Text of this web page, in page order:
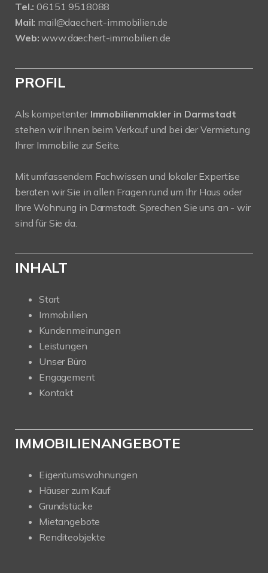
Tel.: 06151 9518088
Mail: mail@daechert-immobilien.de
Web: www.daechert-immobilien.de
PROFIL
Als kompetenter Immobilienmakler in Darmstadt
stehen wir Ihnen beim Verkauf und bei der Vermietung
Ihrer Immobilie zur Seite.
Mit umfassendem Fachwissen und lokaler Expertise
beraten wir Sie in allen Fragen rund um Ihr Haus oder
Ihre Wohnung in Darmstadt. Sprechen Sie uns an - wir
sind für Sie da.
INHALT
Start
Immobilien
Kundenmeinungen
Leistungen
Unser Büro
Engagement
Kontakt
IMMOBILIENANGEBOTE
Eigentumswohnungen
Häuser zum Kauf
Grundstücke
Mietangebote
Renditeobjekte